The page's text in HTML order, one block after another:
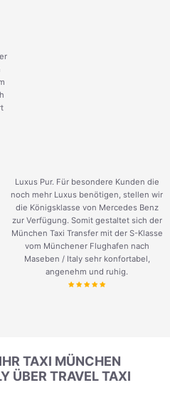
Luxus Pur. Für besondere Kunden die
noch mehr Luxus benötigen, stellen wir
die Königsklasse von Mercedes Benz
zur Verfügung. Somit gestaltet sich der
München Taxi Transfer mit der S-Klasse
vom Münchener Flughafen nach
Maseben / Italy sehr konfortabel,
angenehm und ruhig.
TAXI MÜNCHEN
ÜBER TRAVEL TAXI